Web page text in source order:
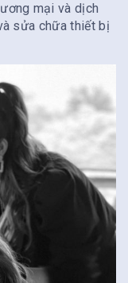
mại và dịch
sửa chữa thiết bị